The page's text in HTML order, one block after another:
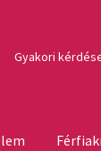
Gyakori